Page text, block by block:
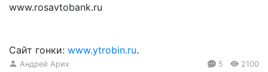
www.rosavtobank.ru
Сайт гонки: www.ytrobin.ru.
Андрей Арих 5 2100